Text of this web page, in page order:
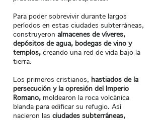
Para poder sobrevivir durante largos
períodos en estas ciudades subterráneas,
construyeron almacenes de víveres,
depósitos de agua, bodegas de vino y
templos, creando una red de vida bajo la
tierra.
Los primeros cristianos, hastiados de la
persecución y la opresión del Imperio
Romano, moldearon la roca volcánica
blanda para edificar su refugio. Así
nacieron las ciudades subterráneas,